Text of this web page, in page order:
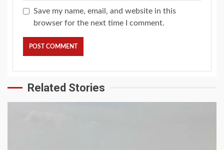
Save my name, email, and website in this
browser for the next time I comment.
Related Stories